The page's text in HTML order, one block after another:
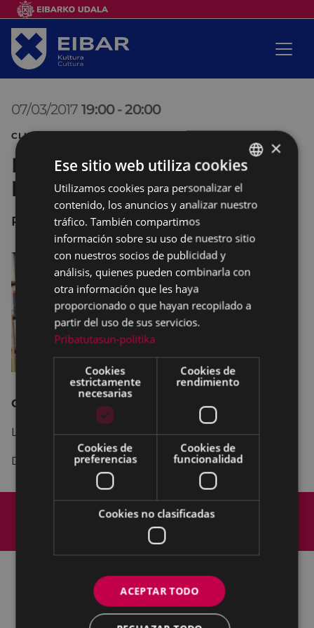
07/03/2017 19:00 -20:00
CLUB DE LECTURA
Harixa emoten: club de
lectura en euskera
Portalea. Kulturako bilera gela
Goizalde Landabaso. Babeserako kopia
La autora tomará parte en la sesión.
Dinamiza Antxon Narbaiza
Mapa del Sitio
Aviso legal
Política de cookies
Contacto
Accesibilidad
Todas las redes sociales del Ayuntamiento
BASQUE
SPANISH
×
Ese sitio web utiliza cookies
Utilizamos cookies para personalizar el
contenido, los anuncios y analizar nuestro
tráfico. También compartimos
información sobre su uso de nuestro sitio
con nuestros socios de publicidad y
análisis, quienes pueden combinarla con
otra información que les haya
proporcionado o que hayan recopilado a
partir del uso de sus servicios.
Pribatutasun-politika
Cookies
estrictamente
necesarias
Cookies de
rendimiento
Cookies de
preferencias
Cookies de
funcionalidad
Cookies no clasificadas
ACEPTAR TODO